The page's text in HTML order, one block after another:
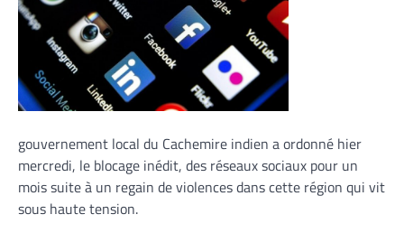
gouvernement local du Cachemire indien a ordonné hier
mercredi, le blocage inédit, des réseaux sociaux pour un
mois suite à un regain de violences dans cette région qui vit
sous haute tension.